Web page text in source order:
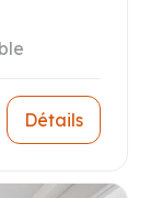
Détails